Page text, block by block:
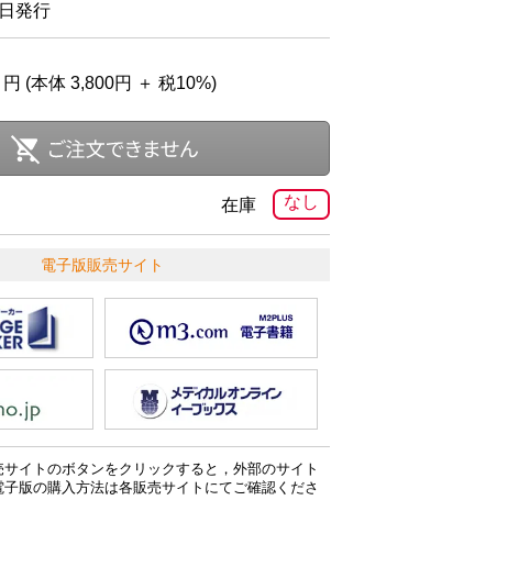
発行
円 (本体 3,800円 ＋ 税10%)
なし
在庫
電子版販売サイト
イトのボタンをクリックすると，外部のサイト
版の購入方法は各販売サイトにてご確認くださ